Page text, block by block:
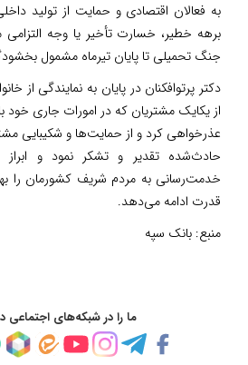
به فعالان اقتصادی و حمایت از تولید
برهه خطیر، خسارت تأخیر یا وجه التزامی
جنگ تحمیلی تا پایان تیر‌ماه مشمول
دکتر پرتوافکنان در پایان به نمایندگی از
از یکایک مشتریان که در امورات جاری خود
عذرخواهی کرد و از حمایت‌ها و شکیبایی
حادث‌شده تقدیر و تشکر نمود و ابراز
خدمت‌رسانی به مردم شریف کشورمان را
قدرت ادامه می‌دهد.
منبع: بانک سپه
ما را در شبکه‌های اجتماعی